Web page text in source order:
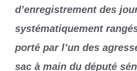
d’enregistrement des
systématiquement
porté par l’un des
sac à main du député